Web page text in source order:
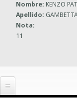
Nombre:KENZO
Apellido:
Nota:
11